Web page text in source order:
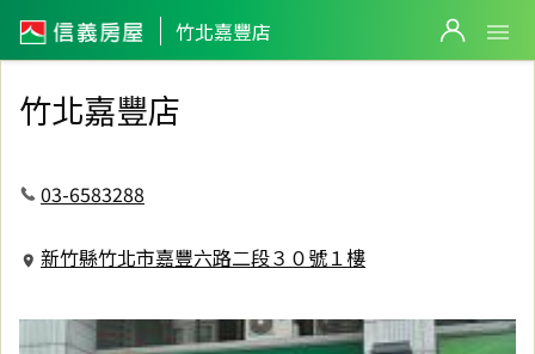
竹北嘉豐店
信義房屋竹北嘉豐店
竹北嘉豐店
03-6583288
新竹縣竹北市嘉豐六路二段３０號１樓